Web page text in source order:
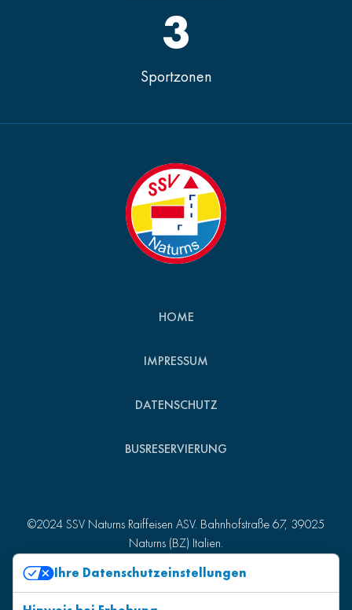
Sportzonen
3
HOME
IMPRESSUM
DATENSCHUTZ
BUSRESERVIERUNG
©2024 SSV Naturns Raiffeisen ASV. Bahnhofstraße 67, 39025
Naturns (BZ) Italien.
Produced byKreatif.
Ihre Datenschutzeinstellungen